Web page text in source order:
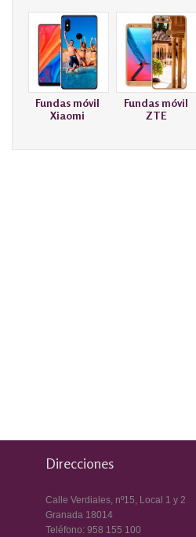
Fundas móvil
Xiaomi
Fundas móvil
ZTE
Direcciones
Calle Verdiales, nº15, Local 1 y 2
Granada 18014
Teléfono: 958 155 100